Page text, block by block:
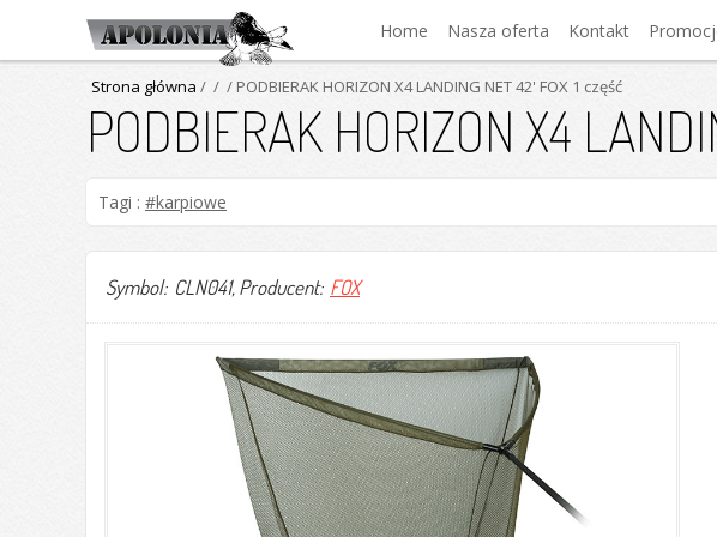
Home Nasza oferta Kontakt
Strona główna / / / PODBIERAK HORIZON X4 LANDING NET 42' FOX 1 część
PODBIERAK HORIZON X4
Tagi : #karpiowe
Symbol: CLN041, Producent: FOX